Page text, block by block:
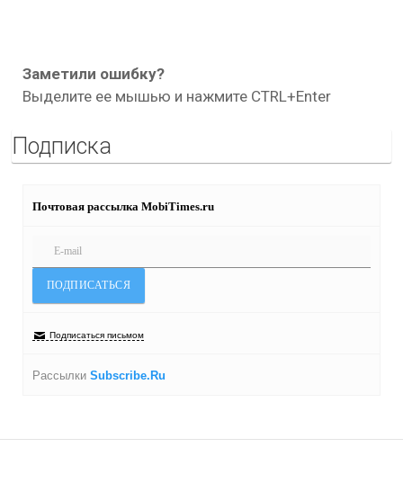
Заметили ошибку?
Выделите ее мышью и нажмите CTRL+Enter
Подписка
Почтовая рассылка MobiTimes.ru
Подписаться письмом
Рассылки Subscribe.Ru